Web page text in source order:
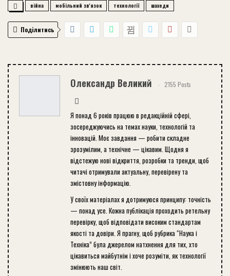
війна мобільний зв'язок технології шахеди
Поділитись
Олександр Великий 2155 Posts
Я понад 6 років працюю в редакційній сфері,
зосереджуючись на темах науки, технологій та
інновацій. Моє завдання — робити складне
зрозумілим, а технічне — цікавим. Щодня я
відстежую нові відкриття, розробки та тренди, щоб
читачі отримували актуальну, перевірену та
змістовну інформацію.
У своїх матеріалах я дотримуюся принципу: точність
— понад усе. Кожна публікація проходить ретельну
перевірку, щоб відповідати високим стандартам
якості та довіри. Я прагну, щоб рубрика “Наука і
Техніка” була джерелом натхнення для тих, хто
цікавиться майбутнім і хоче розуміти, як технології
змінюють наш світ.